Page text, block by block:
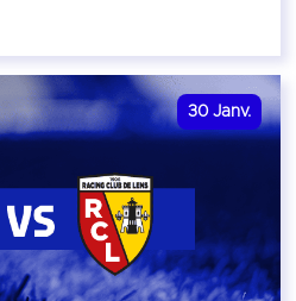
30 Janv.